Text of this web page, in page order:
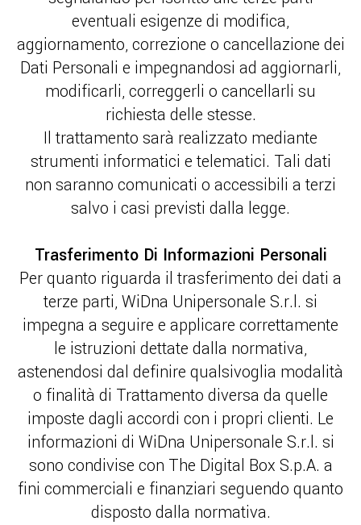
eventuali esigenze di modifica,
aggiornamento, correzione o cancellazione dei
Dati Personali e impegnandosi ad aggiornarli,
modificarli, correggerli o cancellarli su
richiesta delle stesse.
Il trattamento sarà realizzato mediante
strumenti informatici e telematici. Tali dati
non saranno comunicati o accessibili a terzi
salvo i casi previsti dalla legge.
Trasferimento Di Informazioni Personali
Per quanto riguarda il trasferimento dei dati a
terze parti, WiDna Unipersonale S.r.l. si
impegna a seguire e applicare correttamente
le istruzioni dettate dalla normativa,
astenendosi dal definire qualsivoglia modalità
o finalità di Trattamento diversa da quelle
imposte dagli accordi con i propri clienti. Le
informazioni di WiDna Unipersonale S.r.l. si
sono condivise con The Digital Box S.p.A. a
fini commerciali e finanziari seguendo quanto
disposto dalla normativa.